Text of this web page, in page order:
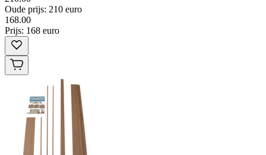
Oude prijs: 210 euro
168.00
Prijs: 168 euro